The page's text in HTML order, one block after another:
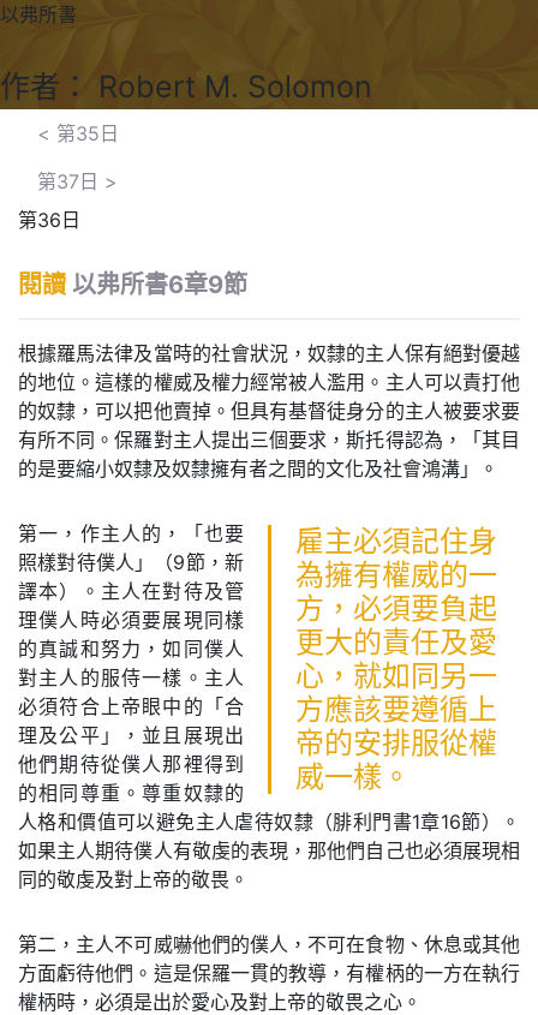
以弗所書
作者： Robert M. Solomon
< 第35日
第37日 >
第36日
閱讀 以弗所書6章9節
根據羅馬法律及當時的社會狀況，奴隸的主人保有絕對優越
的地位。這樣的權威及權力經常被人濫用。主人可以責打他
的奴隸，可以把他賣掉。但具有基督徒身分的主人被要求要
有所不同。保羅對主人提出三個要求，斯托得認為，「其目
的是要縮小奴隸及奴隸擁有者之間的文化及社會鴻溝」。
雇主必須記住身
為擁有權威的一
方，必須要負起
更大的責任及愛
心，就如同另一
方應該要遵循上
帝的安排服從權
威一樣。
第一，作主人的，「也要
照樣對待僕人」（9節，新
譯本）。主人在對待及管
理僕人時必須要展現同樣
的真誠和努力，如同僕人
對主人的服侍一樣。主人
必須符合上帝眼中的「合
理及公平」，並且展現出
他們期待從僕人那裡得到
的相同尊重。尊重奴隸的
人格和價值可以避免主人虐待奴隸（腓利門書1章16節）。
如果主人期待僕人有敬虔的表現，那他們自己也必須展現相
同的敬虔及對上帝的敬畏。
第二，主人不可威嚇他們的僕人，不可在食物、休息或其他
方面虧待他們。這是保羅一貫的教導，有權柄的一方在執行
權柄時，必須是出於愛心及對上帝的敬畏之心。